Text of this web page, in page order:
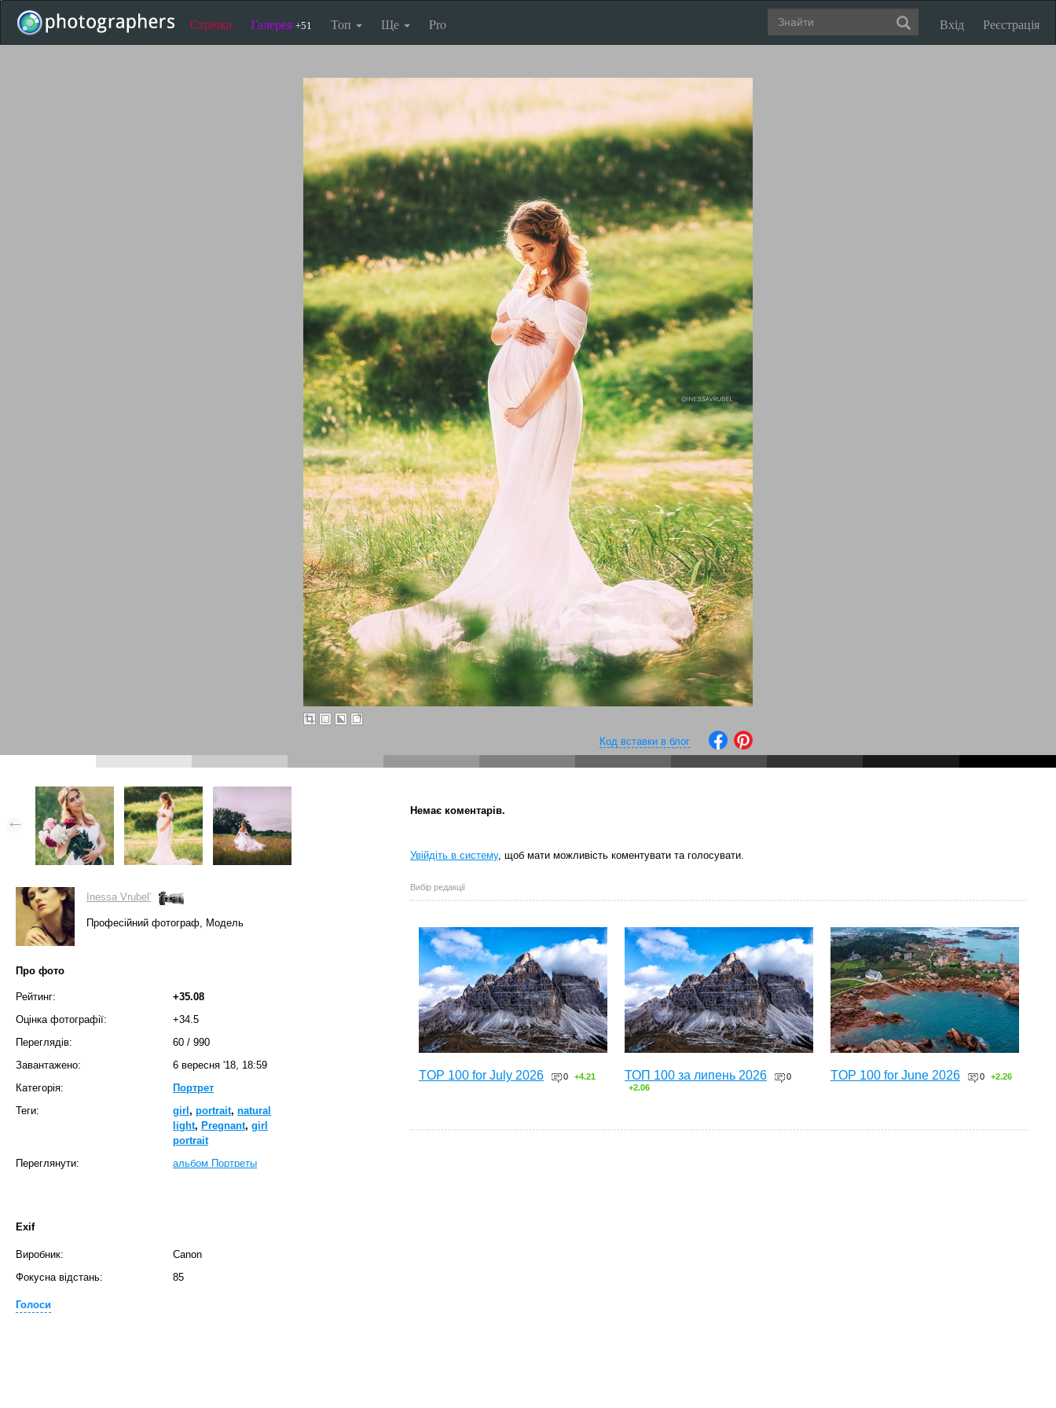
Стрічка Галерея +51 Топ Ще Pro Вхід Реєстрація
Код вставки в блог
Inessa Vrubel'
Професійний фотограф, Модель
Про фото
Рейтинг:
+35.08
Оцінка фотографії:
+34.5
Переглядів:
60 / 990
Завантажено:
6 вересня '18, 18:59
Категорія:
Портрет
Теги:
girl , portrait, natural
light, Pregnant, girl
portrait
Переглянути:
альбом Портреты
Exif
Виробник:
Canon
Фокусна відстань:
85
Голоси
Немає коментарів.
Увійдіть в систему, щоб мати можливість коментувати та голосувати.
Вибір редакції
TOP 100 for July 2026 0 +4.21 ТОП 100 за липень 2026
0
+2.06
TOP 100 for June 2026 0 +2.26